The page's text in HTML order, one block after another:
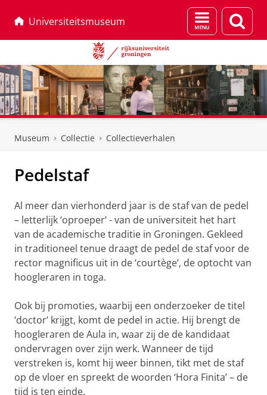
Universiteitsmuseum
Menu
en
Museum Collectie Collectieverhalen
Pedelstaf
Al meer dan vierhonderd jaar is de staf van de pedel
– letterlijk ‘oproeper’ - van de universiteit het hart
van de academische traditie in Groningen. Gekleed
in traditioneel tenue draagt de pedel de staf voor de
rector magnificus uit in de ‘courtège’, de optocht van
hoogleraren in toga.
Ook bij promoties, waarbij een onderzoeker de titel
‘doctor’ krijgt, komt de pedel in actie. Hij brengt de
hoogleraren de Aula in, waar zij de de kandidaat
ondervragen over zijn werk. Wanneer de tijd
verstreken is, komt hij weer binnen, tikt met de staf
op de vloer en spreekt de woorden ‘Hora Finita’ – de
tijd is ten einde.